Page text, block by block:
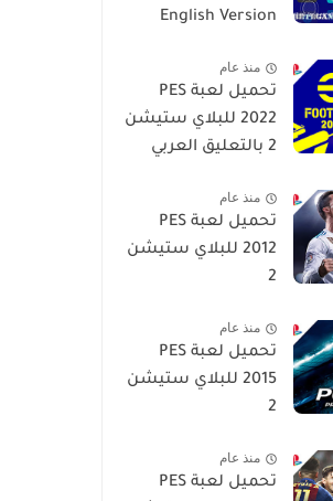
English Version
منذ عام
تحميل لعبة PES
2022 للبلاي ستيشن
2 بالتعليق العربي
منذ عام
تحميل لعبة PES
2012 للبلاي ستيشن
2
منذ عام
تحميل لعبة PES
2015 للبلاي ستيشن
2
منذ عام
تحميل لعبة PES